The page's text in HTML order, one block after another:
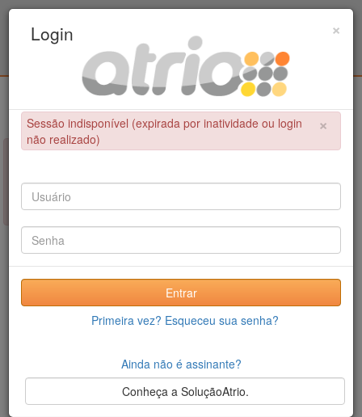
Educação Física / UPE - UFPB
×
NÃO FOI POSSÍVEL CONCLUIR A OPERAÇÃO
Sessão indisponível (expirada por inatividade ou login não
realizado)
×
Login
×
Sessão indisponível (expirada por inatividade ou login
não realizado)
Entrar
Primeira vez? Esqueceu sua senha?
Ainda não é assinante?
Conheça a SoluçãoAtrio.